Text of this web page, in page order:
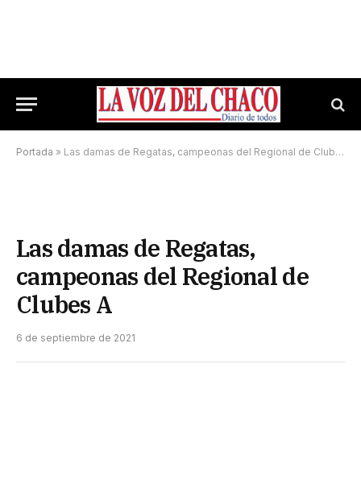
Portada » Las damas de Regatas, campeonas del Regional de Clubes A
Las damas de Regatas,
campeonas del Regional de
Clubes A
6 de septiembre de 2021